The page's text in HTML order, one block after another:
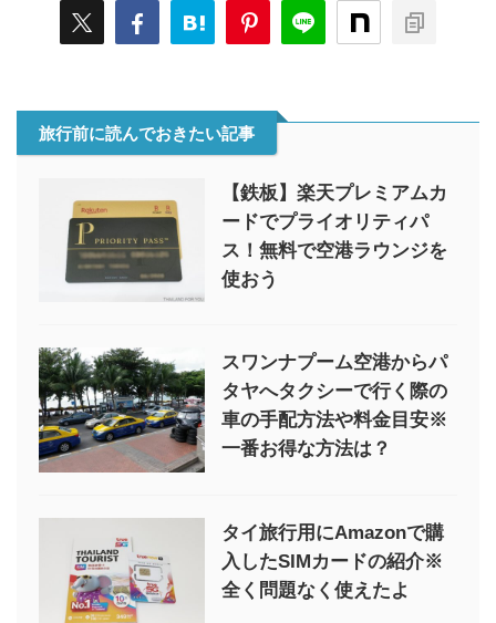
旅行前に読んでおきたい記事
【鉄板】楽天プレミアムカ
ードでプライオリティパ
ス！無料で空港ラウンジを
使おう
スワンナプーム空港からパ
タヤへタクシーで行く際の
車の手配方法や料金目安※
一番お得な方法は？
タイ旅行用にAmazonで購
入したSIMカードの紹介※
全く問題なく使えたよ